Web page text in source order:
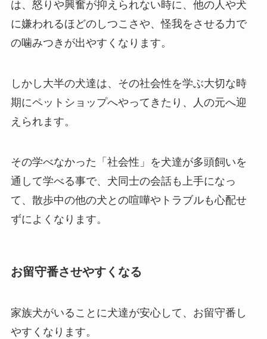
は、怒りや興奮が抑えられない時に、他の人や犬
に嫌われるほどのしつこさや、怪我をさせる力で
の噛みつきが出やすくなります。
しかし大半の犬達は、その社会性を学ぶ大切な時
期にペットショップへやってきたり、人の元へ迎
えられます。
その学べなかった「社会性」を犬達が多頭飼いを
通して学べる事で、犬同士の会話も上手になっ
て、散歩中の他の犬との喧嘩やトラブルも心配せ
ずによくなります。
お留守番させやすくなる
家族犬がいることに犬達が安心して、お留守番し
やすくなります。